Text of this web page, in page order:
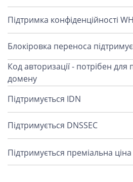
Підтримка конфіденційності
Блокіровка переноса підтримує
Код авторизації - потрібен для
домену
Підтримується IDN
Підтримується DNSSEC
Підтримується преміальна ціна